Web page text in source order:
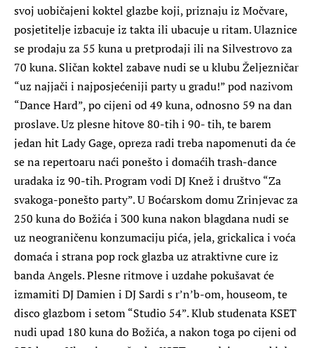
svoj uobičajeni koktel glazbe koji, priznaju iz Močvare,
posjetitelje izbacuje iz takta ili ubacuje u ritam. Ulaznice
se prodaju za 55 kuna u pretprodaji ili na Silvestrovo za
70 kuna. Sličan koktel zabave nudi se u klubu Željezničar
“uz najjači i najposjećeniji party u gradu!” pod nazivom
“Dance Hard”, po cijeni od 49 kuna, odnosno 59 na dan
proslave. Uz plesne hitove 80-tih i 90- tih, te barem
jedan hit Lady Gage, opreza radi treba napomenuti da će
se na repertoaru naći ponešto i domaćih trash-dance
uradaka iz 90-tih. Program vodi DJ Knež i društvo “Za
svakoga-ponešto party”. U Boćarskom domu Zrinjevac za
250 kuna do Božića i 300 kuna nakon blagdana nudi se
uz neograničenu konzumaciju pića, jela, grickalica i voća
domaća i strana pop rock glazba uz atraktivne cure iz
banda Angels. Plesne ritmove i uzdahe pokušavat će
izmamiti DJ Damien i DJ Sardi s r’n’b-om, houseom, te
disco glazbom i setom “Studio 54”. Klub studenata KSET
nudi upad 180 kuna do Božića, a nakon toga po cijeni od